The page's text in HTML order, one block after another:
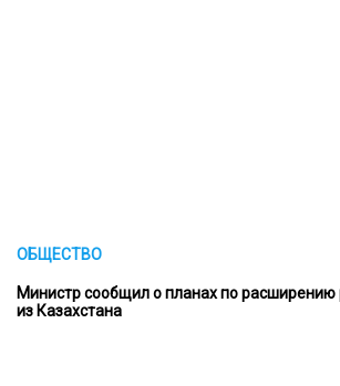
ОБЩЕСТВО
Министр сообщил о планах по
из Казахстана